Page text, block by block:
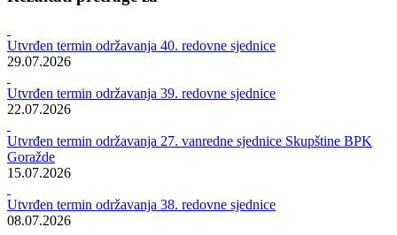
Najave
Rezultati pretrage za ""